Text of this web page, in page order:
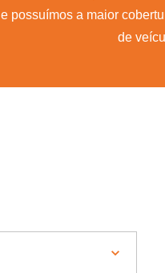
e possuímos a maior
de